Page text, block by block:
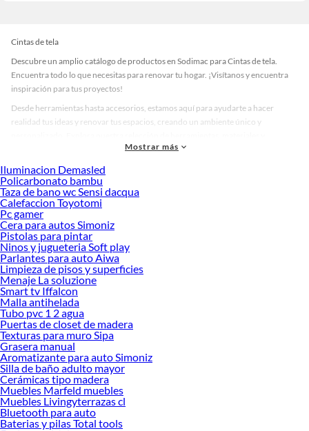
Cintas de tela
Descubre un amplio catálogo de productos en Sodimac para Cintas de tela.
Encuentra todo lo que necesitas para renovar tu hogar. ¡Visítanos y encuentra
inspiración para tus proyectos!
Desde herramientas hasta accesorios, estamos aquí para ayudarte a hacer
realidad tus ideas y renovar tus espacios, creando un ambiente único y
accesorios de calidad que te ayudarán a crear un espacio más tú.
Desde remodelaciones hasta proyectos de decoración, estamos aquí para hacer
tus ideas realidad. ¡Visítanos y encuentra todo lo que tenemos para ofrecerte en
Cintas de tela!
Explora la variedad de productos de Cintas de tela en Sodimac
Herramientas, materiales y accesorios de calidad para tus proyectos y
renovación de espacios. ¡Visítanos y descubre todo lo que tenemos para
ofrecerte!
Encuentra una amplia variedad de productos de Cintas de tela en Sodimac.
Encuentra todo lo necesario para tus proyectos de renovación y decoración.
¡Visítanos y haz tus ideas realidad!
Mostrar más
Iluminacion Demasled
Policarbonato bambu
Taza de bano wc Sensi dacqua
Calefaccion Toyotomi
Pc gamer
Cera para autos Simoniz
Pistolas para pintar
Ninos y jugueteria Soft play
Parlantes para auto Aiwa
Limpieza de pisos y superficies
Menaje La soluzione
Smart tv Iffalcon
Malla antihelada
Tubo pvc 1 2 agua
Puertas de closet de madera
Texturas para muro Sipa
Grasera manual
Aromatizante para auto Simoniz
Silla de baño adulto mayor
Cerámicas tipo madera
Muebles Marfeld muebles
Muebles Livingyterrazas cl
Bluetooth para auto
Baterias y pilas Total tools